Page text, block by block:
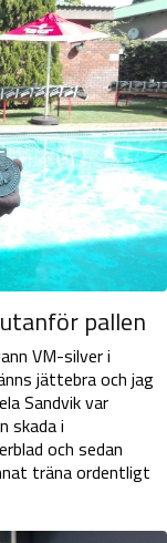
pallen
VM-silver i
jättebra och jag
Sandvik var
skada i
och sedan
träna ordentligt